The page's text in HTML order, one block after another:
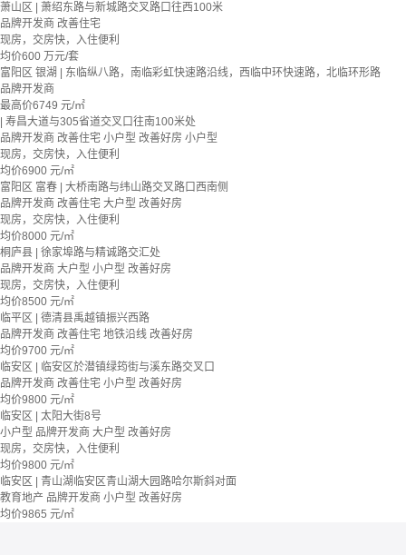
萧山区 | 萧绍东路与新城路交叉路口往西100米
品牌开发商 改善住宅
现房，交房快，入住便利
均价600 万元/套
富阳区 银湖 | 东临纵八路，南临彩虹快速路沿线，西临中环快速路，北临环形路
品牌开发商
最高价6749 元/㎡
| 寿昌大道与305省道交叉口往南100米处
品牌开发商 改善住宅 小户型 改善好房 小户型
现房，交房快，入住便利
均价6900 元/㎡
富阳区 富春 | 大桥南路与纬山路交叉路口西南侧
品牌开发商 改善住宅 大户型 改善好房
现房，交房快，入住便利
均价8000 元/㎡
桐庐县 | 徐家埠路与精诚路交汇处
品牌开发商 大户型 小户型 改善好房
现房，交房快，入住便利
均价8500 元/㎡
临平区 | 德清县禹越镇振兴西路
品牌开发商 改善住宅 地铁沿线 改善好房
均价9700 元/㎡
临安区 | 临安区於潜镇绿筠街与溪东路交叉口
品牌开发商 改善住宅 小户型 改善好房
均价9800 元/㎡
临安区 | 太阳大街8号
小户型 品牌开发商 大户型 改善好房
现房，交房快，入住便利
均价9800 元/㎡
临安区 | 青山湖临安区青山湖大园路哈尔斯斜对面
教育地产 品牌开发商 小户型 改善好房
均价9865 元/㎡